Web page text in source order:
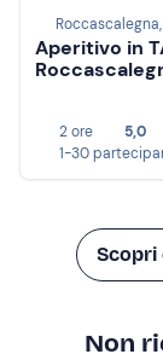
Aperitivo in
2 ore
5,0
1-30
Scopri
Non